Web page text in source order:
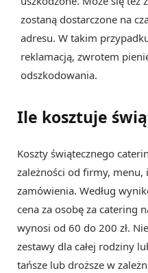
zostaną dostarczone na
adresu. W takim
reklamacją, zwrotem
odszkodowania.
Ile kosztuje
Koszty świątecznego
zależności od firmy,
zamówienia. Według
cena za osobę za catering
wynosi od 60 do 200 zł.
zestawy dla całej rodziny
tańsze lub droższe w